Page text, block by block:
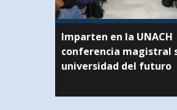
Imparten en la UNACH
conferencia magistral
universidad del futuro